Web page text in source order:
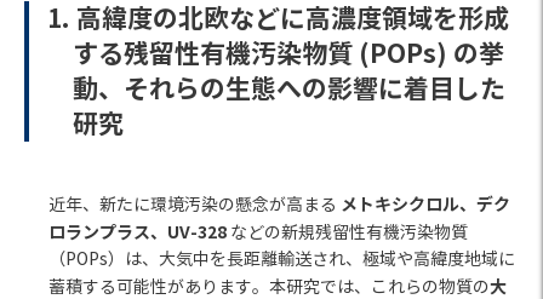
1. 高緯度の北欧などに高濃度領域を形成
する残留性有機汚染物質 (POPs) の挙
動、 それらの生態への影響に着目した
研究
近年、新たに環境汚染の懸念が高まる メトキシクロル、デク
ロランプラス、UV-328 などの新規残留性有機汚染物質
（POPs）は、大気中を長距離輸送され、極域や高緯度地域に
蓄積する可能性があります。本研究では、これらの物質の大